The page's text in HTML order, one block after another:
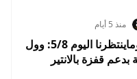
منذ 5 أيام
ملخص الأسواق: ماحدث بالأمس وماينتظرنا اليوم 5/8: وول
قفزة بالانتير